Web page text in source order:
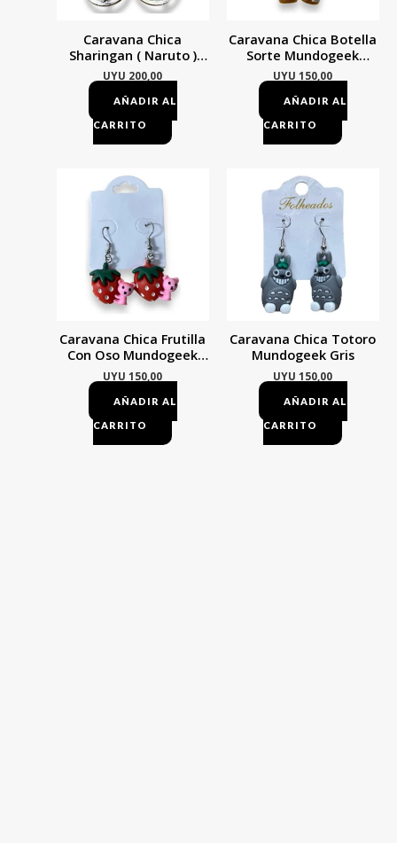
Caravana Chica
Sharingan ( Naruto )
Mundogeek Rosa
UYU 200,00
AÑADIR AL
CARRITO
Caravana Chica Botella
Sorte Mundogeek
Marrón
UYU 150,00
AÑADIR AL
CARRITO
Caravana Chica Frutilla
Con Oso Mundogeek
Rojo
UYU 150,00
AÑADIR AL
CARRITO
Caravana Chica Totoro
Mundogeek Gris
UYU 150,00
AÑADIR AL
CARRITO